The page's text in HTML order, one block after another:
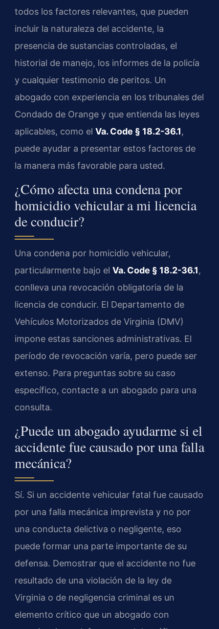
todos los factores relevantes, que pueden
incluir la naturaleza del accidente, la
presencia de sustancias controladas, el
historial de manejo, los informes de la policía
y cualquier testimonio de peritos. Un
abogado con experiencia en los tribunales del
Condado de Orange y que entienda las leyes
aplicables, como el Va. Code § 18.2-36.1,
puede ayudar a presentar estos factores de
la manera más favorable para usted.
¿Cómo afecta una condena por
homicidio vehicular a mi licencia
de conducir?
Una condena por homicidio vehicular,
particularmente bajo el Va. Code § 18.2-36.1,
conlleva una revocación obligatoria de la
licencia de conducir. El Departamento de
Vehículos Motorizados de Virginia (DMV)
impone estas sanciones administrativas. El
período de revocación varía, pero puede ser
extenso. Para preguntas sobre su caso
específico, contacte a un abogado para una
consulta.
¿Puede un abogado ayudarme si el
accidente fue causado por una falla
mecánica?
Sí. Si un accidente vehicular fatal fue causado
por una falla mecánica imprevista y no por
una conducta delictiva o negligente, eso
puede formar una parte importante de su
defensa. Demostrar que el accidente no fue
resultado de una violación de la ley de
Virginia o de negligencia criminal es un
elemento crítico que un abogado con